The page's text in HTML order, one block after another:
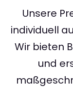
Unsere
individuell
Wir bieten
und